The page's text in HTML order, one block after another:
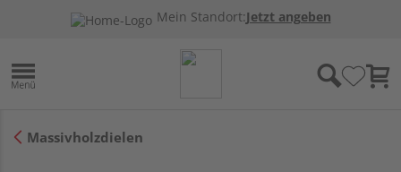
Mein Standort:Jetzt angeben
Massivholzdielen